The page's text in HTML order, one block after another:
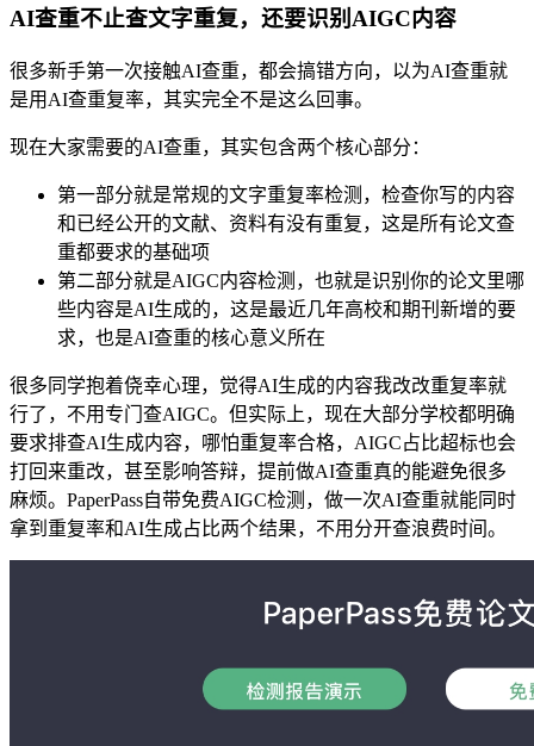
AI查重不止查文字重复，还要识别AIGC内容
很多新手第一次接触AI查重，都会搞错方向，以为AI查重就
是用AI查重复率，其实完全不是这么回事。
现在大家需要的AI查重，其实包含两个核心部分：
第一部分就是常规的文字重复率检测，检查你写的内容
和已经公开的文献、资料有没有重复，这是所有论文查
重都要求的基础项
第二部分就是AIGC内容检测，也就是识别你的论文里哪
些内容是AI生成的，这是最近几年高校和期刊新增的要
求，也是AI查重的核心意义所在
很多同学抱着侥幸心理，觉得AI生成的内容我改改重复率就
行了，不用专门查AIGC。但实际上，现在大部分学校都明确
要求排查AI生成内容，哪怕重复率合格，AIGC占比超标也会
打回来重改，甚至影响答辩，提前做AI查重真的能避免很多
麻烦。PaperPass自带免费AIGC检测，做一次AI查重就能同时
拿到重复率和AI生成占比两个结果，不用分开查浪费时间。